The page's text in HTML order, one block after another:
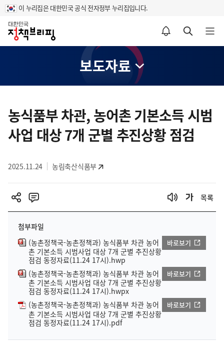
이 누리집은 대한민국 공식 전자정부 누리집입니다.
홈
알림설정 바로가기 검색 바로가기 메뉴 열기
보도자료
텐
츠
영
농식품부 차관, 농어촌 기본소득 시범
사업 대상 7개 군별 추진상황 점검
2025.11.24 농림축산식품부
목록
첨부파일
(농촌정책국-농촌정책과) 농식품부 차관 농어
촌 기본소득 시범사업 대상 7개 군별 추진상황
점검 동정자료(11.24 17시).hwp
바로보기
(농촌정책국-농촌정책과) 농식품부 차관 농어
촌 기본소득 시범사업 대상 7개 군별 추진상황
점검 동정자료(11.24 17시).hwpx
바로보기
(농촌정책국-농촌정책과) 농식품부 차관 농어
촌 기본소득 시범사업 대상 7개 군별 추진상황
점검 동정자료(11.24 17시).pdf
바로보기